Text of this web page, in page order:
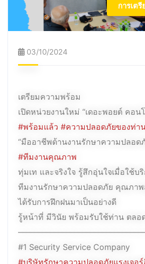
การเต
03/10/2024
เตรียมความพร้อม
เปิดหน่วยงานใหม่ “เดอะพอยต์ คอน
#พร้อมแล้ว #ความปลอดภัยของท่า
“มืออาชีพด้านงานรักษาความปลอด
#ทีมงานคุณภาพ
ทุ่มเท และจริงใจ รู้สึกอุ่นใจเมื่อใช้บริ
ทีมงานรักษาความปลอดภัย คุณภาพ
ได้รับการฝึกฝนมาเป็นอย่างดี
รู้หน้าที่ มีวินัย พร้อมรับใช้ท่าน ตลอ
#1 Security Service Company
#บริษัทรักษาความปลอดภัยแรงเจอร์